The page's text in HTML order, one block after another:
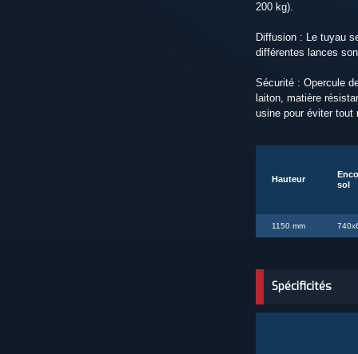
200 kg).
Diffusion : Le tuyau
différentes lances
Sécurité : Opercule
laiton, matière
usine pour éviter tout
Hauteur
sol
1150 mm
Spécificités